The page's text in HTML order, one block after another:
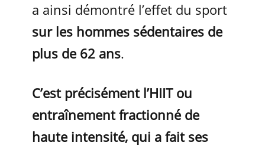
a ainsi démontré l’effet du sport
sur les hommes sédentaires de
plus de 62 ans.
C’est précisément l’HIIT ou
entraînement fractionné de
haute intensité, qui a fait ses